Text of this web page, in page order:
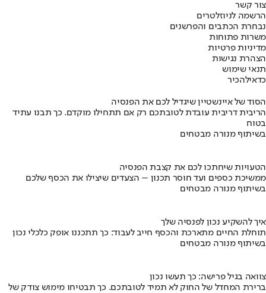
צור קשר
הרשמה לניוזלטרים
נבחרת הכתבים והפרשנים
משרות פתוחות
מדיניות פרטיות
הצהרת נגישות
תנאי שימוש
כדאילהכיר
הסוד של איינשטיין שיגדיל לכם את הפנסיה
הריבית דריבית עובדת לטובתכם רק אם תתחילו מוקדם. כך תבנו עתיד
בטוח
בשיתוף מנורה מבטחים
הטעויות שיחתכו לכם את קצבת הפנסיה
ממשיכת כספים ועד חוסר תכנון – הצעדים שיצילו את הכסף שלכם
בשיתוף מנורה מבטחים
איך להשקיע נכון לפנסיה שלך
תוחלת החיים מתארכת והכסף חייב לעבוד: כך תתכננו אופק כלכלי נכון
בשיתוף מנורה מבטחים
צוואה בגיל פרישה: כך תעשו נכון
ברירת המחדל של החוק לא תמיד לטובתכם. כך תבטיחו מימוש צודק של